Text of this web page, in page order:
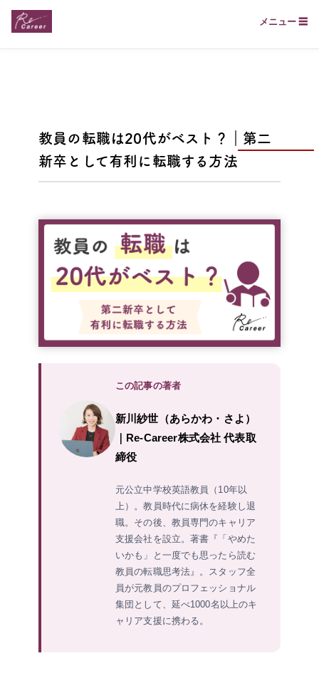
メニュー ☰
教員の転職は20代がベスト？｜第二
新卒として有利に転職する方法
この記事の著者
新川紗世（あらかわ・さよ）
｜Re-Career株式会社 代表取
締役
元公立中学校英語教員（10年以
上）。教員時代に病休を経験し退
職。その後、教員専門のキャリア
支援会社を設立。著書『「やめた
いかも」と一度でも思ったら読む
教員の転職思考法』。スタッフ全
員が元教員のプロフェッショナル
集団として、延べ1000名以上のキ
ャリア支援に携わる。